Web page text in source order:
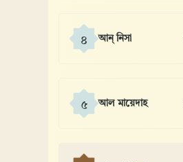
৪ আন্ নিসা
৫ আল মায়েদাহ